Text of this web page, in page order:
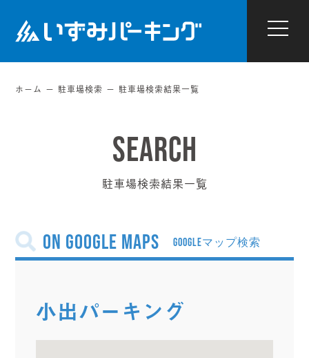
ホーム 駐車場検索 駐車場検索結果一覧
駐車場検索結果一覧
on Google Maps
小出パーキング